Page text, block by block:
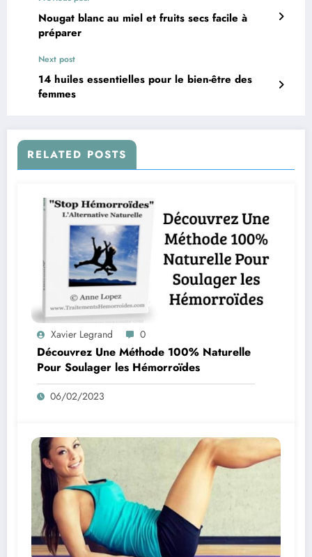
Nougat blanc au miel et fruits secs facile à
préparer
Next post
14 huiles essentielles pour le bien-être des
femmes
RELATED POSTS
Xavier Legrand 0
Découvrez Une Méthode 100% Naturelle
Pour Soulager les Hémorroïdes
06/02/2023